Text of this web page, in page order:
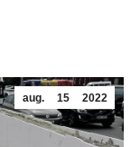
aug. 15 2022